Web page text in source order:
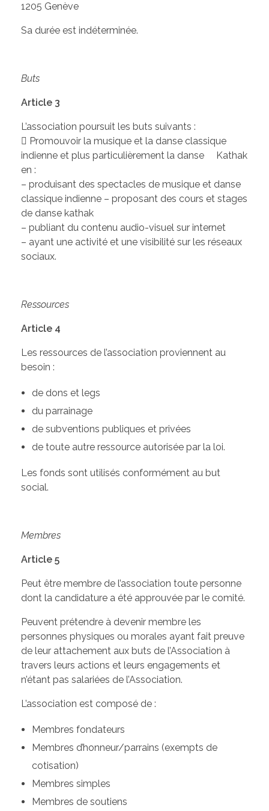
1205 Genève
Sa durée est indéterminée.
Buts
Article 3
L’association poursuit les buts suivants :
 Promouvoir la musique et la danse classique
indienne et plus particulièrement la danse Kathak
en :
– produisant des spectacles de musique et danse
classique indienne – proposant des cours et stages
de danse kathak
– publiant du contenu audio-visuel sur internet
– ayant une activité et une visibilité sur les réseaux
sociaux.
Ressources
Article 4
Les ressources de l’association proviennent au
besoin :
de dons et legs
du parrainage
de subventions publiques et privées
de toute autre ressource autorisée par la loi.
Les fonds sont utilisés conformément au but
social.
Membres
Article 5
Peut être membre de l’association toute personne
dont la candidature a été approuvée par le comité.
Peuvent prétendre à devenir membre les
personnes physiques ou morales ayant fait preuve
de leur attachement aux buts de l’Association à
travers leurs actions et leurs engagements et
n’étant pas salariées de l’Association.
L’association est composé de :
Membres fondateurs
Membres d’honneur/parrains (exempts de
cotisation)
Membres simples
Membres de soutiens